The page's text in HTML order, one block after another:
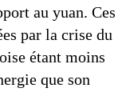
au yuan. Ces
par la crise du
étant moins
que son